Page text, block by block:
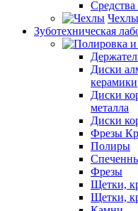
Средства
Чехлы
Зуботехническая
Диски
керамики
Диски
металла
Диски
Фрезы
Полиры
Фрезы
Щетки,
Щетки,